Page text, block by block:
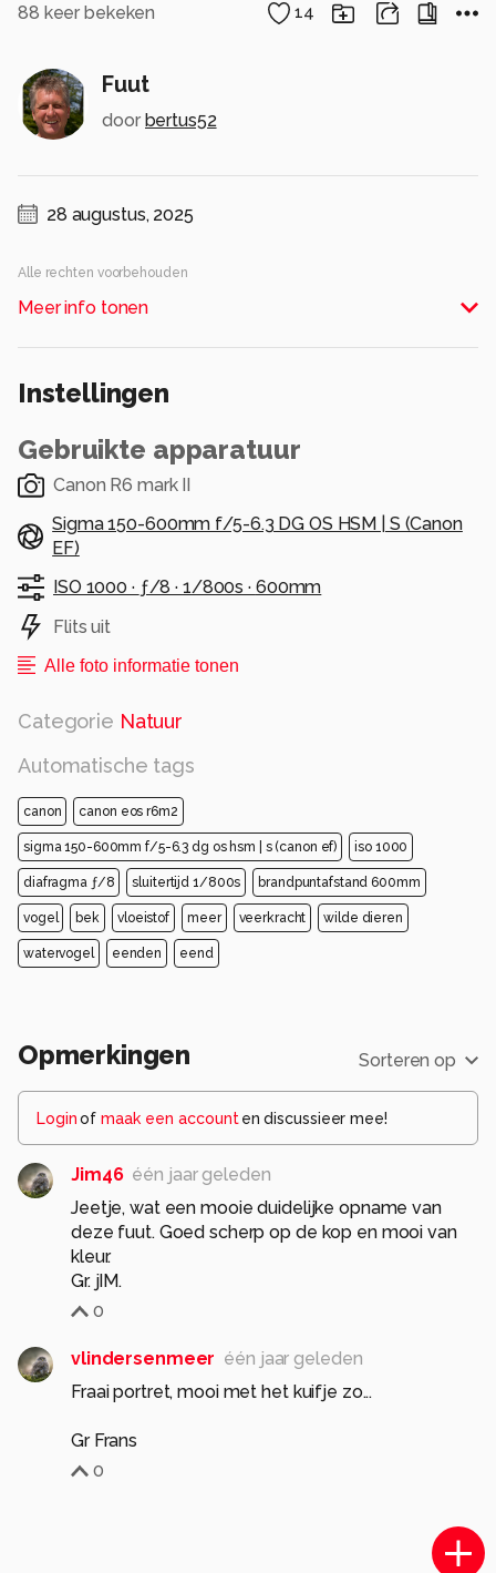
88 keer bekeken 14
Fuut
door bertus52
28 augustus, 2025
Alle rechten voorbehouden
Meer info tonen
Instellingen
Gebruikte apparatuur
Canon R6 mark II
Sigma 150-600mm f/5-6.3 DG OS HSM | S (Canon
EF)
ISO 1000 · ƒ/8 · 1/800s · 600mm
Flits uit
Alle foto informatie tonen
Categorie Natuur
Automatische tags
canon canon eos r6m2
sigma 150-600mm f/5-6.3 dg os hsm | s (canon ef) iso 1000
diafragma ƒ/8 sluitertijd 1/800s brandpuntafstand 600mm
vogel bek vloeistof meer veerkracht wilde dieren
watervogel eenden eend
Opmerkingen Sorteren op
Loginof maak een account en discussieer mee!
Jim46 één jaar geleden
Jeetje, wat een mooie duidelijke opname van
deze fuut. Goed scherp op de kop en mooi van
kleur.
Gr. jIM.
0
vlindersenmeer één jaar geleden
Fraai portret, mooi met het kuifje zo...
Gr Frans
0